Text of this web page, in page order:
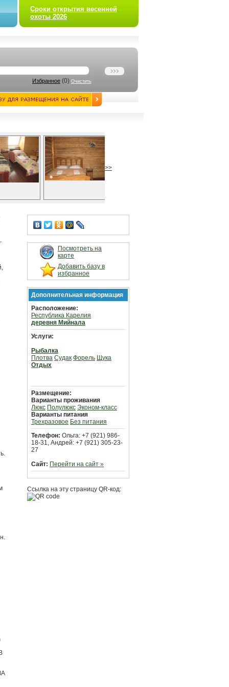
Сроки открытия весенней
охоты 2026
Избранное (0) Очистить
>>
Посмотреть на
карте
Добавить базу в
избранное
Дополнительная информация
Расположение:
Республика Карелия
деревня Мийнала
Услуги:
Рыбалка
Плотва Судак Форель Щука
Отдых
Размещение:
Варианты проживания
Люкс Полулюкс Эконом-класс
Варианты питания
Трехразовое Без питания
Телефон: Ольга: +7 (921) 986-
18-31, Андрей: +7 (921) 305-23-
27
Сайт: Перейти на сайт »
Ссылка на эту страницу QR-код: